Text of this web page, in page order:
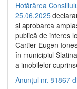
Hotărârea
25.06.2025
și aprobarea
publică de interes
Cartier Eugen
în municipiul
a imobilelor
Anunțul nr. 81867